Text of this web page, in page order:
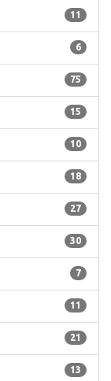
11
6
75
15
10
18
27
30
7
11
21
13